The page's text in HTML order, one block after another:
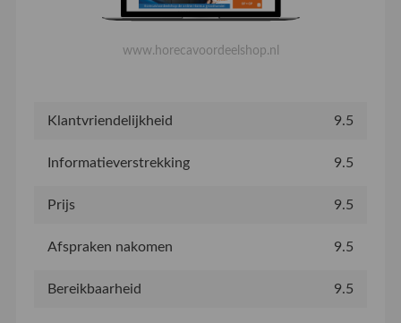
www.horecavoordeelshop.nl
Klantvriendelijkheid 9.5
Informatieverstrekking 9.5
Prijs 9.5
Afspraken nakomen 9.5
Bereikbaarheid 9.5